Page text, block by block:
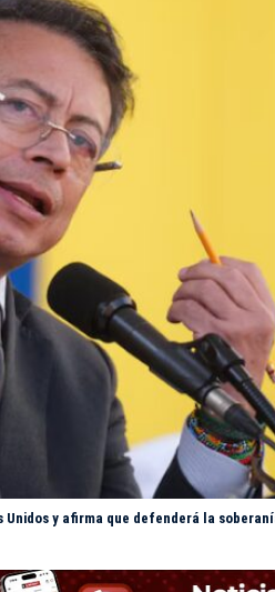
y afirma que defenderá la